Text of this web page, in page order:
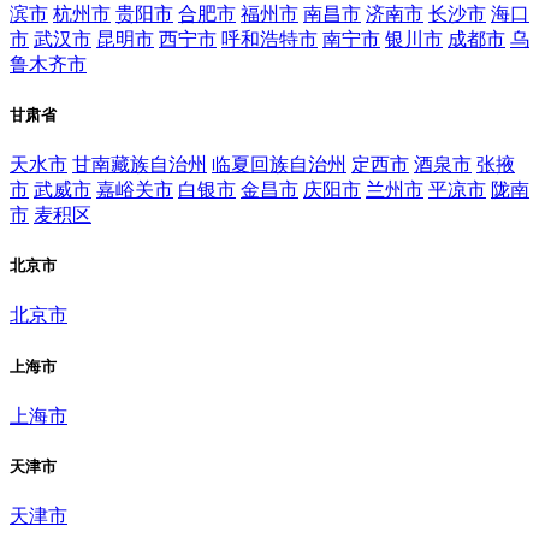
滨市 杭州市 贵阳市 合肥市 福州市 南昌市 济南市 长沙市 海口
市 武汉市 昆明市 西宁市 呼和浩特市 南宁市 银川市 成都市 乌
鲁木齐市
甘肃省
天水市 甘南藏族自治州 临夏回族自治州 定西市 酒泉市 张掖
市 武威市 嘉峪关市 白银市 金昌市 庆阳市 兰州市 平凉市 陇南
市 麦积区
北京市
北京市
上海市
上海市
天津市
天津市